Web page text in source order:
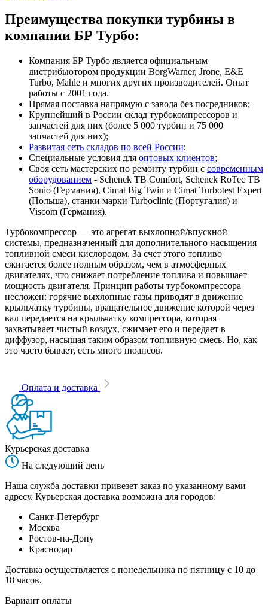
Преимущества покупки турбины в
компании БР Турбо:
Компания БР Турбо является официальным
дистрибьютором продукции BorgWarner, Jrone, E&E
Turbo, Mahle и многих других производителей. Опыт
работы с 2001 года.
Прямая поставка напрямую с завода без посредников;
Крупнейший в России склад турбокомпрессоров и
запчастей для них (более 5 000 турбин и 75 000
запчастей для них);
Развитая сеть складов по всей России;
Специальные условия для оптовых клиентов;
Своя сеть мастерских по ремонту турбин с современным
оборудованием - Schenck TB Comfort, Schenck RoTec TB
Sonio (Германия), Cimat Big Twin и Cimat Turbotest Expert
(Польша), станки марки Turboclinic (Португалия) и
Viscom (Германия).
Турбокомпрессор — это агрегат выхлопной/впускной
системы, предназначенный для дополнительного насыщения
топливной смеси кислородом. За счет этого топливо
сжигается более полным образом, чем в атмосферных
двигателях, что снижает потребление топлива и повышает
мощность двигателя. Принцип работы турбокомпрессора
несложен: горячие выхлопные газы приводят в движение
крыльчатку турбины, вращательное движение которой через
вал передается на крыльчатку компрессора, которая
захватывает чистый воздух, сжимает его и передает в
диффузор, насыщая таким образом топливную смесь. Но, как
это часто бывает, есть много нюансов.
Оплата и доставка
Курьерская доставка
На следующий день
Наша служба доставки привезет заказ по указанному вами
адресу. Курьерская доставка возможна для городов:
Санкт-Петербург
Москва
Ростов-на-Дону
Краснодар
Доставка осуществляется с понедельника по пятницу с 10 до
18 часов.
Вариант оплаты